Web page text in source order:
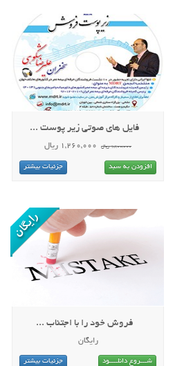
فایل های صوتی زیر پوست ...
1,800,000 ریال 1,260,000 ریال
افزودن به سبد جزئیات بیشتر
فروش خود را با اجتناب ...
رایگان
شـــروع دانلــــود جزئیات بیشتر